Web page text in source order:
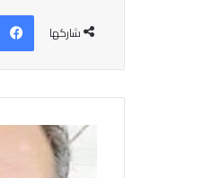
شاركها
القضية
الكوردية